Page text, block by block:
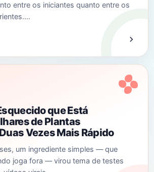
entre os iniciantes quanto entre os
que Está
de Plantas
Vezes Mais Rápido
um ingrediente simples — que
joga fora — virou tema de testes